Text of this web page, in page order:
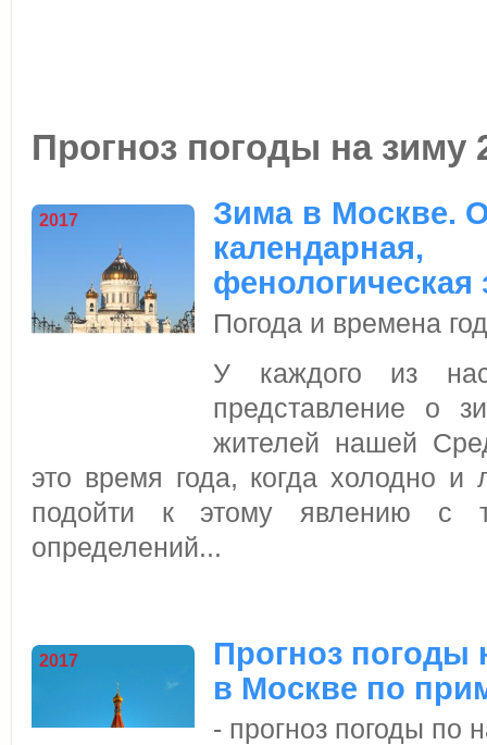
Прогноз погоды на зиму
2017
Зима в Москве.
календарная,
фенологическая
Погода и времена
У каждого из
представление о
жителей нашей
это время года, когда холодно и
подойти к этому явлению с
определений...
2017
Прогноз погоды
в Москве по
- прогноз погоды по